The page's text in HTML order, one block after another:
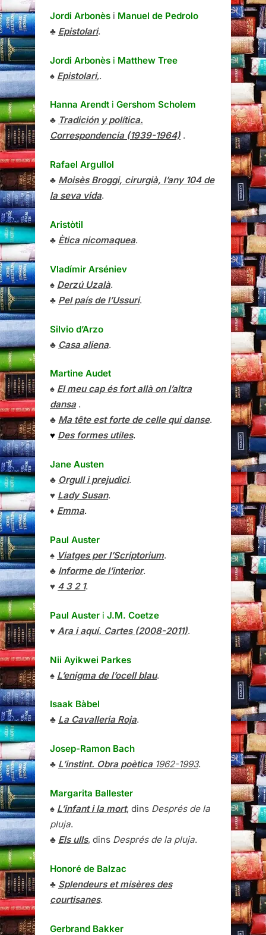
Jordi Arbonès i Manuel de Pedrolo
♣ Epistolari.
Jordi Arbonès i Matthew Tree
♠ Epistolari,.
Hanna Arendt i Gershom Scholem
♣ Tradición y política.
Correspondencia (1939-1964) .
Rafael Argullol
♣ Moisès Broggi, cirurgià, l’any 104 de
la seva vida.
Aristòtil
♣ Ètica nicomaquea.
Vladímir Arséniev
♠ Derzú Uzalà.
♣ Pel país de l’Ussuri.
Silvio d’Arzo
♣ Casa aliena.
Martine Audet
♠ El meu cap és fort allà on l’altra
dansa.
♣ Ma tête est forte de celle qui danse.
♥ Des formes utiles.
Jane Austen
♣ Orgull i prejudici.
♥ Lady Susan.
♦ Emma.
Paul Auster
♠ Viatges per l’Scriptorium.
♣ Informe de l’interior.
♥ 4 3 2 1.
Paul Auster i J.M. Coetze
♥ Ara i aquí. Cartes (2008-2011).
Nii Ayikwei Parkes
♠ L’enigma de l’ocell blau.
Isaak Bàbel
♣ La Cavalleria Roja.
Josep-Ramon Bach
♣ L’instint. Obra poètica1962-1993.
Margarita Ballester
♠ L’infant i la mort, dins Després de la
pluja.
♣ Els ulls, dins Després de la pluja.
Honoré de Balzac
♣ Splendeurs et misères des
courtisanes.
Gerbrand Bakker